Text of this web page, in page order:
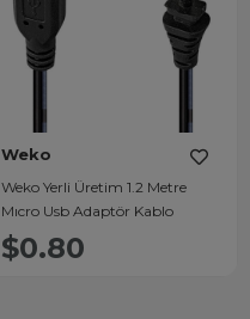
Weko
Weko Yerli Üretim 1.2 Metre
Mıcro Usb Adaptör Kablo
$0.80